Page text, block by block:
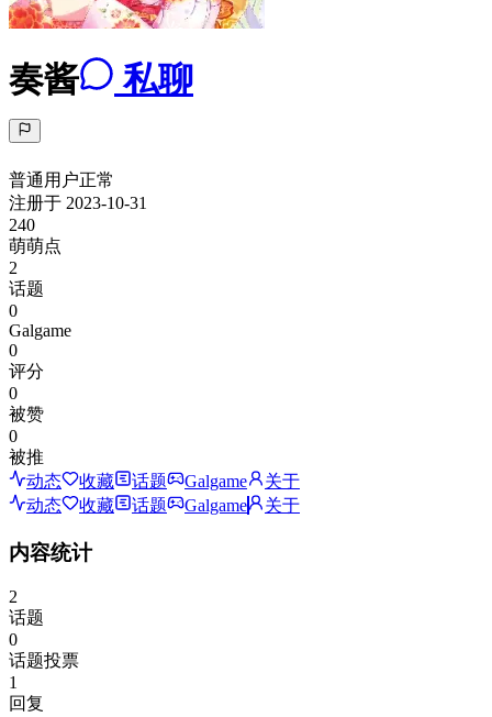
奏酱 私聊
普通用户正常
注册于 2023-10-31
240
萌萌点
2
话题
0
Galgame
0
评分
0
被赞
0
被推
动态
收藏 话题 Galgame
关于
动态
收藏 话题 Galgame 关于
内容统计
2
话题
0
话题投票
1
回复